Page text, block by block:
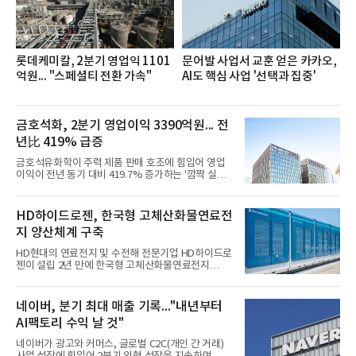
롯데케미칼, 2분기 영업익 1101
억원... "스페셜티 전환 가속"
문어발 사업서 교훈 얻은 카카오,
AI도 핵심 사업 '선택과 집중'
금호석화, 2분기 영업이익 3390억원... 전
년比 419% 급증
금호석유화학이 주력 제품 판매 호조에 힘입어 영업
이익이 전년 동기 대비 419.7% 증가하는 '깜짝 실
업이익이 3390억원으로 지난해 동기보다 419.7% 증
가한 것으로 잠정 집계됐다고 7일 공시했다.매출은 2
조2682억원으로 지난해 동기 대비 27.9% 증가했다.
순이익은 3004억원으로 420.4% 늘었다.이번 호실적
은 주력 제품인 NB라텍스와 합성수지 판매 호조가 견
인한 것으로 풀이된다. 미국의 중국산 의료용 고무장
갑 관세 인상 이후 동남아 장갑업체의 가동률이 높아
성이 개선됐다.금호석유
HD하이드로젠, 한국형 고체산화물연료전
지 양산체계 구축
HD현대의 연료전지 및 수전해 전문기업 HD하이드로
젠이 설립 2년 만에 한국형 고체산화물연료전지
본격적인 시장 공략에 나선다.HD하이드로젠은 최근
한국전기안전공사(KESCO)로부터 SOFC 발전설비
‘HD250’과 ‘HD300’, 제조시설에 대한 사용전검사를
완료하고 제품 양산체계 구축했다고 밝혔다.HD250
과 HD300은 각각 249kW급과 285kW급의 중소형 발
전용 SOFC 제품이다. 이번 검사를 통해 HD하이드로
네이버, 분기 최대 매출 기록..."내년부터
AI팩토리 수익 날 것"
네이버가 광고와 커머스, 글로벌 C2C(개인 간 거래)